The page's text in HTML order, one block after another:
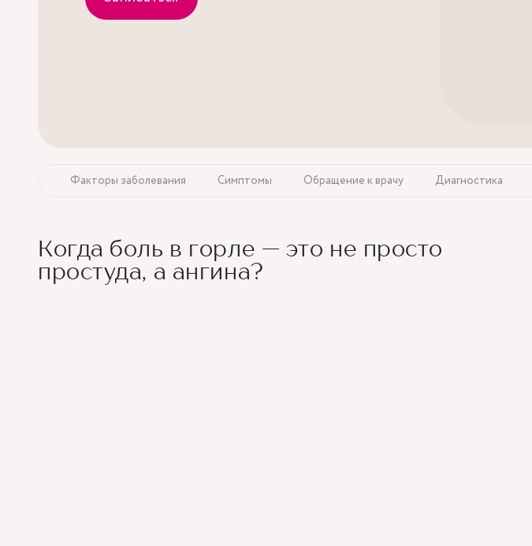
Факторы заболевания Симптомы Обращение к врачу Диагностика
Когда боль в горле — это не просто
простуда, а ангина?